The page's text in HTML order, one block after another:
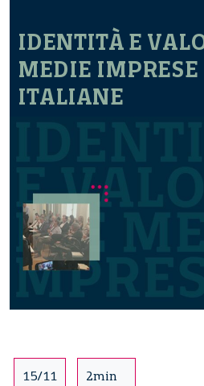
IDENTITÀ E
MEDIE IMPRESE
ITALIANE
15/11
2min